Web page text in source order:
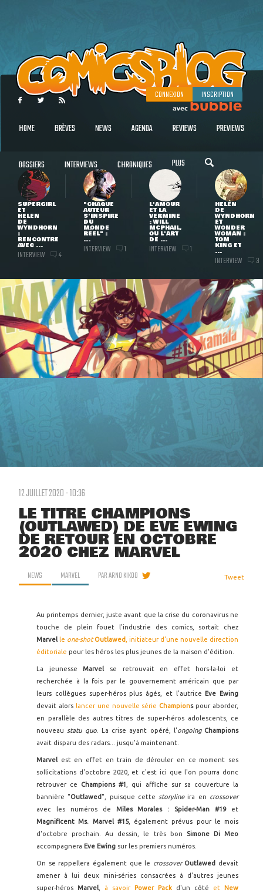
CONNEXION INSCRIPTION
HOME BRÈVES NEWS AGENDA REVIEWS PREVIEWS
DOSSIERS INTERVIEWS CHRONIQUES PLUS
SUPERGIRL
ET
HELEN
DE
WYNDHORN
:
RENCONTRE
AVEC ...
INTERVIEW 4
"CHAQUE
AUTEUR
S'INSPIRE
DU
MONDE
RÉEL" :
...
INTERVIEW 1
L'AMOUR
ET LA
VERMINE
: WILL
MCPHAIL,
OU L'ART
DE ...
INTERVIEW 1
HELEN
DE
WYNDHORN
ET
WONDER
WOMAN :
TOM
KING ET
...
INTERVIEW 3
12 JUILLET 2020 - 10:36
LE TITRE CHAMPIONS
(OUTLAWED) DE EVE EWING
DE RETOUR EN OCTOBRE
2020 CHEZ MARVEL
NEWS MARVEL PARARNO KIKOO Tweet
Au printemps dernier, juste avant que la crise du coronavirus ne
touche de plein fouet l'industrie des comics, sortait chez
Marvel le one-shot Outlawed
, initiateur d'une nouvelle direction
éditoriale pour les héros les plus jeunes de la maison d'édition.
La jeunesseMarvel se retrouvait en effet hors-la-loi et
recherchée à la fois par le gouvernement américain que par
leurs collègues super-héros plus âgés, et l'autrice Eve Ewing
devait alors lancer une nouvelle sérieChampionspour aborder,
en parallèle des autres titres de super-héros adolescents, ce
nouveau statu quo. La crise ayant opéré, l'ongoing Champions
avait disparu des radars... jusqu'à maintenant.
Marvel est en effet en train de dérouler en ce moment ses
sollicitations d'octobre 2020, et c'est ici que l'on pourra donc
retrouver ce Champions #1
, qui affiche sur sa couverture la
bannière "Outlawed", puisque cette storylineira en crossover
avec les numéros de Miles Morales : Spider-Man #19 et
Magnificent Ms. Marvel #15, également prévus pour le mois
d'octobre prochain. Au dessin, le très bon
Simone Di Meo
accompagnera Eve Ewing sur les premiers numéros.
On se rappellera également que le crossover Outlawed devait
amener à lui deux mini-séries consacrées à d'autres jeunes
super-héros Marvel à savoir Power Pack d'un côté et New